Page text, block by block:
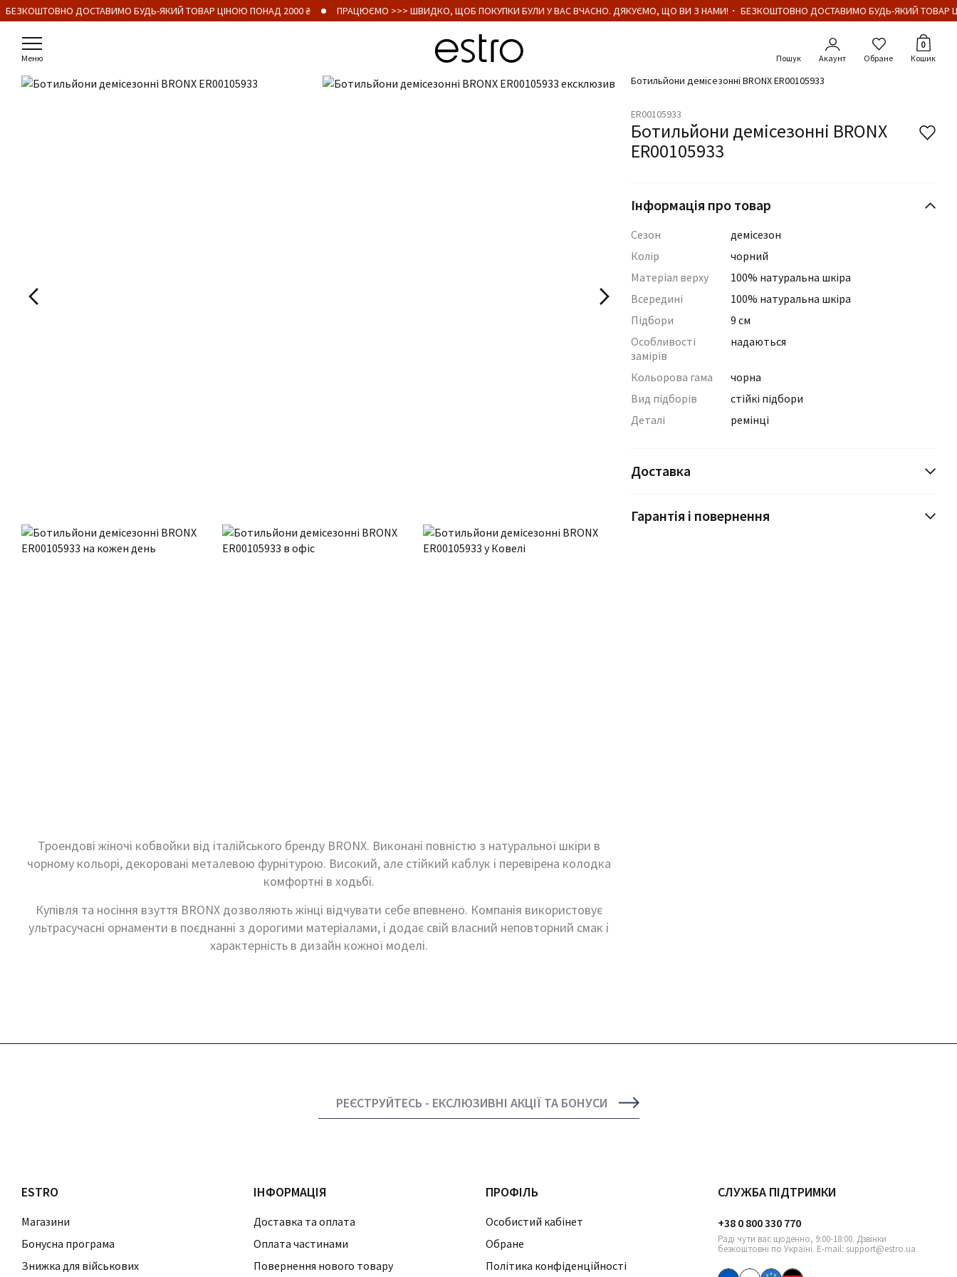
ДОСТАВИМО БУДЬ-ЯКИЙ ТОВАР ЦІНОЮ ПОНАД 2000 ₴ ПРАЦЮЄМО >>> ШВИДКО, ЩОБ ПОКУПКИ БУЛИ У ВАС ВЧАСНО. ДЯКУЄМО, ЩО ВИ З НАМИ!・ БЕЗКОШТОВНО ДОСТАВИМО БУДЬ-ЯКИЙ ТОВАР
Меню Акаунт Обране
0
Кошик
Ботильйони демісезонні BRONX ER00105933
ER00105933
Ботильйони демісезонні BRONX
ER00105933
Інформація про товар
Сезон
демісезон
Колір
чорний
Матеріал верху
100% натуральна шкіра
Всередині
100% натуральна шкіра
Підбори
9 см
Особливості
замірів
надаються
Кольорова гама
чорна
Вид підборів
стійкі підбори
Деталі
ремінці
Доставка
Гарантія і повернення
Троендові жіночі кобвойки від італійського бренду BRONX. Виконані повністю з натуральної шкіри в
чорному кольорі, декоровані металевою фурнітурою. Високий, але стійкий каблук і перевірена колодка
комфортні в ходьбі.
Купівля та носіння взуття BRONX дозволяють жінці відчувати себе впевнено. Компанія використовує
ультрасучасні орнаменти в поєднанні з дорогими матеріалами, і додає свій власний неповторний смак і
характерність в дизайн кожної моделі.
РЕЄСТРУЙТЕСЬ - ЕКСЛЮЗИВНІ АКЦІЇ ТА БОНУСИ
ESTRO
Магазини
Бонусна програма
Знижка для військових
ІНФОРМАЦІЯ
Доставка та оплата
Оплата частинами
Повернення нового товару
ПРОФІЛЬ
Особистий кабінет
Обране
Політика конфіденційності
СЛУЖБА ПІДТРИМКИ
+38 0 800 330 770
Раді чути вас щоденно, 9:00-18:00. Дзвінки
безкоштовні по Україні. E-mail: support@estro.ua